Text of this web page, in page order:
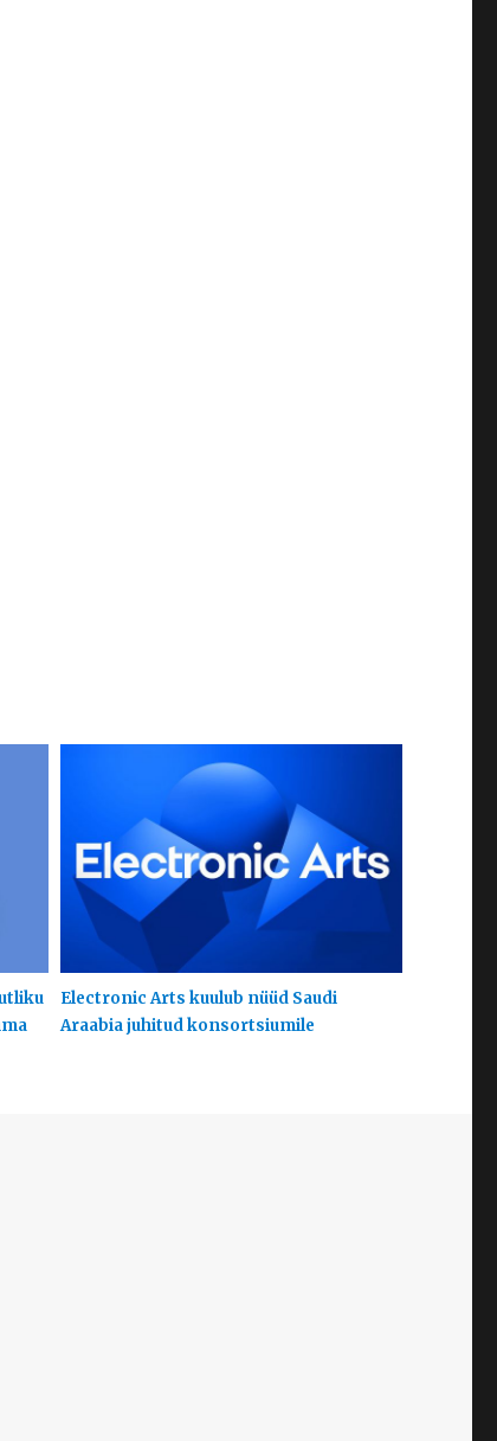
Electronic Arts kuulub nüüd Saudi
Araabia juhitud konsortsiumile